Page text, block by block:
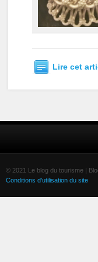
Lire cet
© 2021 Le blog du tourisme |
Conditions d'utilisation du site